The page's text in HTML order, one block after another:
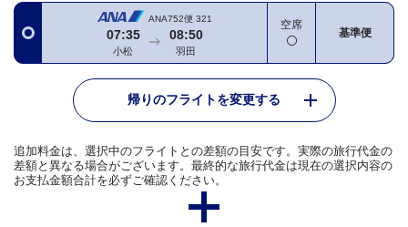
ANA752便 321
07:35
小松
08:50
羽田
空席
基準便
帰りのフライトを変更する
追加料金は、選択中のフライトとの差額の目安です。実際の旅行代金の
差額と異なる場合がございます。最終的な旅行代金は現在の選択内容の
お支払金額合計を必ずご確認ください。